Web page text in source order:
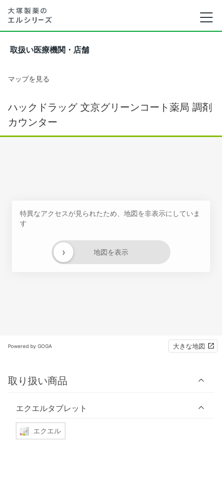
取扱い医療機関・店舗
マップを見る
ハックドラッグ 文京グリーンコート薬局 調剤
カウンター
特異なアクセスが見られたため、地図を非表示にしていま
す
地図を表示
›
Powered by GOGA 大きな地図
取り扱い商品
エクエルタブレット
エクエル